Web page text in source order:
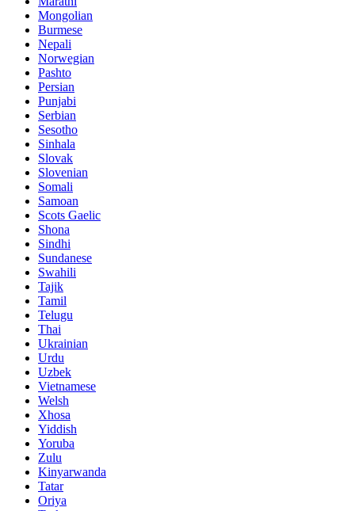
Mongolian
Burmese
Nepali
Norwegian
Pashto
Persian
Punjabi
Serbian
Sesotho
Sinhala
Slovak
Slovenian
Somali
Samoan
Scots Gaelic
Shona
Sindhi
Sundanese
Swahili
Tajik
Tamil
Telugu
Thai
Ukrainian
Urdu
Uzbek
Vietnamese
Welsh
Xhosa
Yiddish
Yoruba
Zulu
Kinyarwanda
Tatar
Oriya